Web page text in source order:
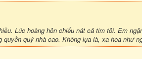
Lúc hoàng hôn chiếu nát cả tim tôi. Em
quyền quý nhà cao. Không lụa là, xa hoa như